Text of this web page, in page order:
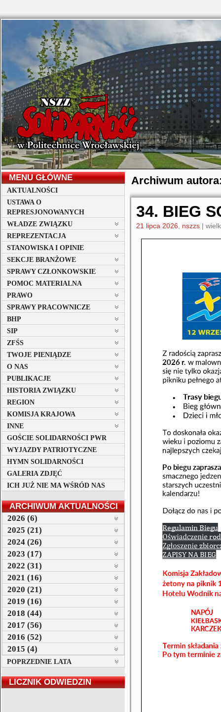
MENU GŁÓWNE
AKTUALNOŚCI
USTAWA O
REPRESJONOWANYCH
WŁADZE ZWIĄZKU
REPREZENTACJA
STANOWISKA I OPINIE
SEKCJE BRANŻOWE
SPRAWY CZŁONKOWSKIE
POMOC MATERIALNA
PRAWO
SPRAWY PRACOWNICZE
BHP
SIP
ZFŚS
TWOJE PIENIĄDZE
O NAS
PUBLIKACJE
HISTORIA ZWIĄZKU
REGION
KOMISJA KRAJOWA
INNE
GOŚCIE SOLIDARNOŚCI PWR
WYJAZDY PATRIOTYCZNE
HYMN SOLIDARNOŚCI
GALERIA ZDJĘĆ
ICH JUŻ NIE MA WŚRÓD NAS
ARCHIWUM AKTUALNOŚCI
2026 (6)
2025 (21)
2024 (26)
2023 (17)
2022 (31)
2021 (16)
2020 (21)
2019 (16)
2018 (44)
2017 (56)
2016 (52)
2015 (4)
POPRZEDNIE LATA
LICZNIK ODWIEDZIN
Archiwum
34. BIEG
21 lipca 2026 nszzs |